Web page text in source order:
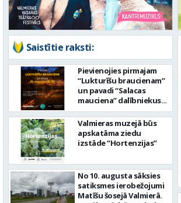
Saistītie raksti:
Pievienojies pirmajam
“Lukturīšu braucienam”
un pavadi “Salacas
mauciena” dalībniekus
ceļā uz jūru!
Valmieras muzejā būs
apskatāma ziedu
izstāde “Hortenzijas”
No 10. augusta sāksies
satiksmes ierobežojumi
Matīšu šosejā Valmierā.